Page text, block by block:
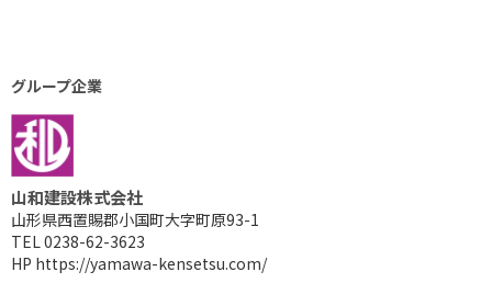
グループ企業
山和建設株式会社
山形県西置賜郡小国町大字町原93-1
TEL 0238-62-3623
HP https://yamawa-kensetsu.com/